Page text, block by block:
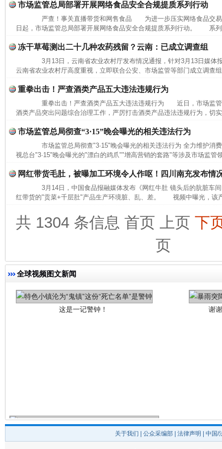
市场监管总局部署开展网络食品安全合规提质系列行动
严查！事关直播带货和网售食品 为进一步压实网络食品交易
日起，市场监管总局部署开展网络食品安全合规提质系列行动。 系
冻干草莓测出二十几种农药残留？云南：已成立调查组
3月13日，云南省农业农村厅发布情况通报，针对3月13日媒体
云南省农业农村厅高度重视，立即联合公安、市场监管等部门成立调查
重拳出击！严查酒类产品五大违法违规行为
重拳出击！严查酒类产品五大违法违规行为 近日，市场监管
酒类产品突出问题综合治理工作，严厉打击酒类产品违法违规行为，切
市场监管总局彻查“3·15”晚会曝光的相关违法行为
市场监管总局彻查"3·15"晚会曝光的相关违法行为 全力维护
视总台"3·15"晚会曝光的"漂白的鸡爪""增高营销的套路"等涉及市场监管
网红带货毛肚，被曝加工环境令人作呕！四川南充发布情
3月14日，中国食品报融媒体发布《网红牛肚 镜头后的肮脏车间
红带货的"贡菜+千层肚"产品生产环境脏、乱、差。 视频中曝光，该
共 1304 条信息 首页 上页 下
页
全球视频图文新闻
网上购药对药下症？
这是一记警钟！ 谢
关于我们 公众采编部 法律声明 | 中国